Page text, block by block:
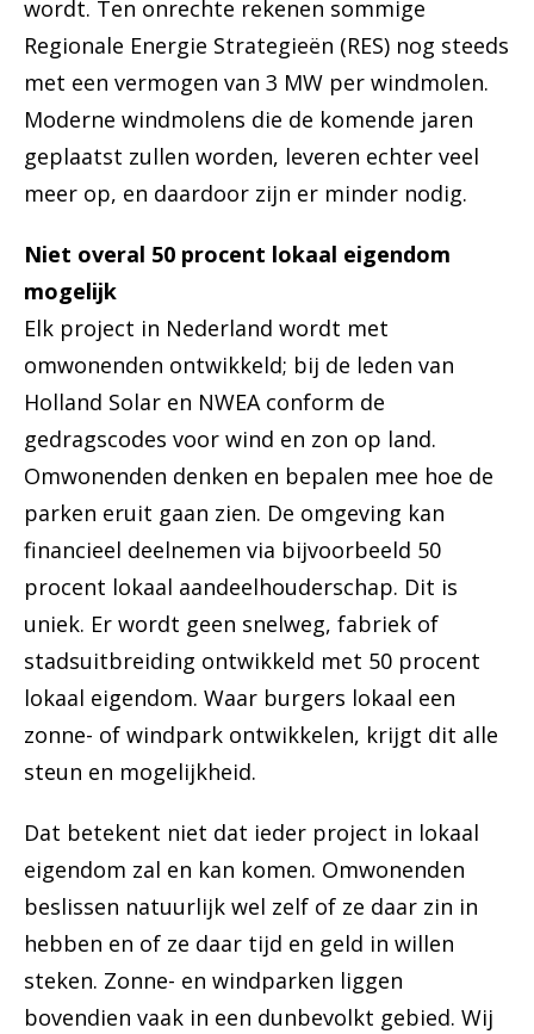
wordt. Ten onrechte rekenen sommige
Regionale Energie Strategieën (RES) nog steeds
met een vermogen van 3 MW per windmolen.
Moderne windmolens die de komende jaren
geplaatst zullen worden, leveren echter veel
meer op, en daardoor zijn er minder nodig.
Niet overal 50 procent lokaal eigendom
mogelijk
Elk project in Nederland wordt met
omwonenden ontwikkeld; bij de leden van
Holland Solar en NWEA conform de
gedragscodes voor wind en zon op land.
Omwonenden denken en bepalen mee hoe de
parken eruit gaan zien. De omgeving kan
financieel deelnemen via bijvoorbeeld 50
procent lokaal aandeelhouderschap. Dit is
uniek. Er wordt geen snelweg, fabriek of
stadsuitbreiding ontwikkeld met 50 procent
lokaal eigendom. Waar burgers lokaal een
zonne- of windpark ontwikkelen, krijgt dit alle
steun en mogelijkheid.
Dat betekent niet dat ieder project in lokaal
eigendom zal en kan komen. Omwonenden
beslissen natuurlijk wel zelf of ze daar zin in
hebben en of ze daar tijd en geld in willen
steken. Zonne- en windparken liggen
bovendien vaak in een dunbevolkt gebied. Wij